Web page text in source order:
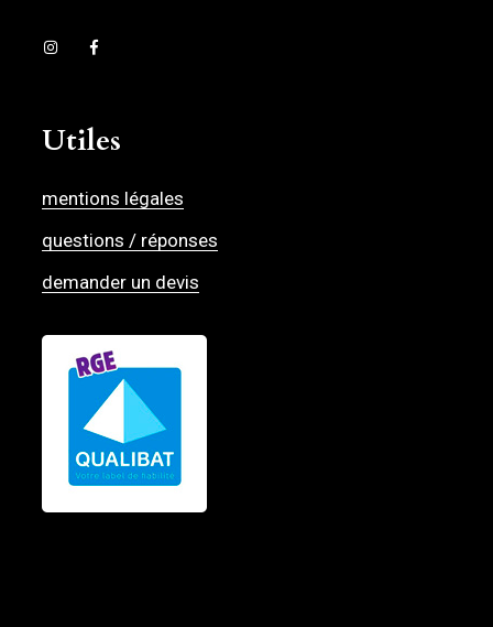
Utiles
mentions légales
questions / réponses
demander un devis